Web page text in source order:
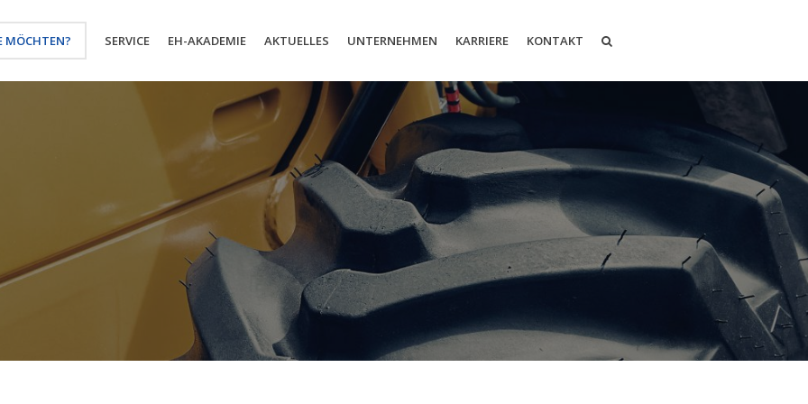
MÖCHTEN? SERVICE EH-AKADEMIE AKTUELLES UNTERNEHMEN KARRIERE KONTAKT